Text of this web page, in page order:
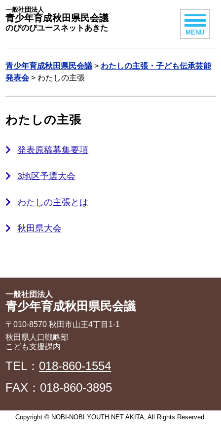
一般社団法人
青少年育成秋田県民会議
のびのびユースネットあきた
MENU
青少年育成秋田県民会議 >わたしの主張・子ども伝承芸能
発表会> わたしの主張
わたしの主張
発表原稿募集要項
3地区予選大会
わたしの主張とは
秋田県大会
一般社団法人
青少年育成秋田県民会議
〒010-8570 秋田市山王4丁目1‐1
秋田県人口戦略部
こども支援課内
TEL： 018-860-1554
FAX：018-860-3895
Copyright © NOBI-NOBI YOUTH NET AKITA, All Rights Reserved.